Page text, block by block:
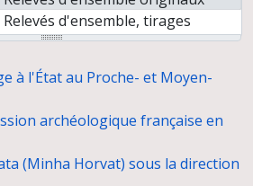
Relevés d'ensemble, tirages
Relevés d'ensemble annotés
Tombe 641
Relevés de détail, plans et coupes de structures
d'objets
photographiques
à l'État au Proche- et Moyen-
archéologique française en
(Minha Horvat) sous la direction